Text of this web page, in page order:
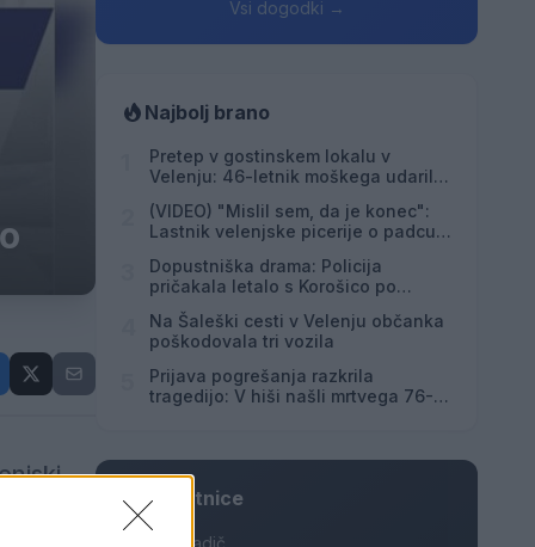
Vsi dogodki →
Najbolj brano
Pretep v gostinskem lokalu v
Velenju: 46-letnik moškega udaril s
(VIDEO) "Mislil sem, da je konec":
Lastnik velenjske picerije o padcu s
Dopustniška drama: Policija
pričakala letalo s Korošico po
Na Šaleški cesti v Velenju občanka
poškodovala tri vozila
Prijava pogrešanja razkrila
tragedijo: V hiši našli mrtvega 76-
Osmrtnice
Danica Sladič